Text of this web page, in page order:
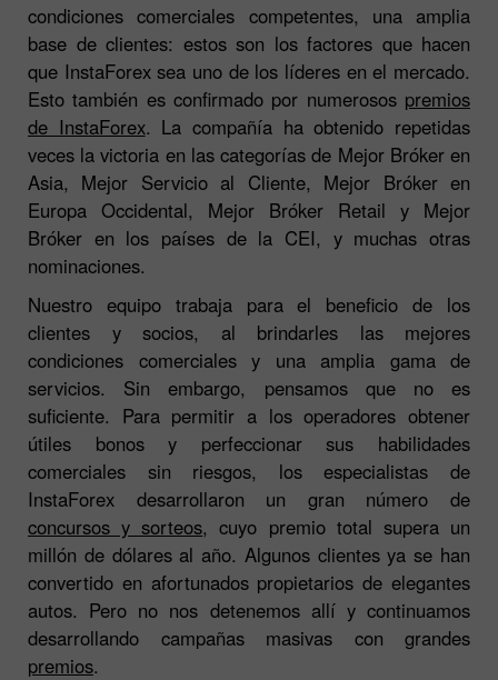
condiciones comerciales competentes, una amplia
base de clientes: estos son los factores que hacen
que InstaForex sea uno de los líderes en el mercado.
Esto también es confirmado por numerosos premios
de InstaForex. La compañía ha obtenido repetidas
veces la victoria en las categorías de Mejor Bróker en
Asia, Mejor Servicio al Cliente, Mejor Bróker en
Europa Occidental, Mejor Bróker Retail y Mejor
Bróker en los países de la CEI, y muchas otras
nominaciones.
Nuestro equipo trabaja para el beneficio de los
clientes y socios, al brindarles las mejores
condiciones comerciales y una amplia gama de
servicios. Sin embargo, pensamos que no es
suficiente. Para permitir a los operadores obtener
útiles bonos y perfeccionar sus habilidades
comerciales sin riesgos, los especialistas de
InstaForex desarrollaron un gran número de
concursos y sorteos, cuyo premio total supera un
millón de dólares al año. Algunos clientes ya se han
convertido en afortunados propietarios de elegantes
autos. Pero no nos detenemos allí y continuamos
desarrollando campañas masivas con grandes
premios.